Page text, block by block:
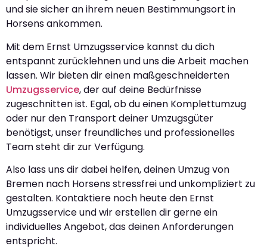
und sie sicher an ihrem neuen Bestimmungsort in
Horsens ankommen.
Mit dem Ernst Umzugsservice kannst du dich
entspannt zurücklehnen und uns die Arbeit machen
lassen. Wir bieten dir einen maßgeschneiderten
Umzugsservice, der auf deine Bedürfnisse
zugeschnitten ist. Egal, ob du einen Komplettumzug
oder nur den Transport deiner Umzugsgüter
benötigst, unser freundliches und professionelles
Team steht dir zur Verfügung.
Also lass uns dir dabei helfen, deinen Umzug von
Bremen nach Horsens stressfrei und unkompliziert zu
gestalten. Kontaktiere noch heute den Ernst
Umzugsservice und wir erstellen dir gerne ein
individuelles Angebot, das deinen Anforderungen
entspricht.